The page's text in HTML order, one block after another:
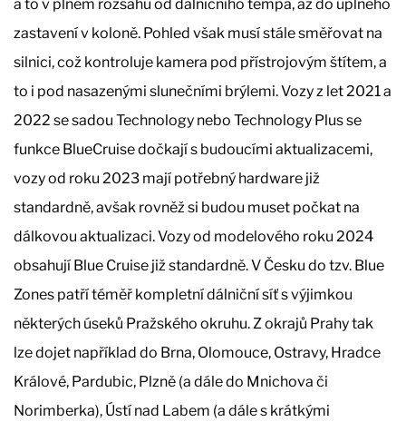
a to v plném rozsahu od dálničního tempa, až do úplného
zastavení v koloně. Pohled však musí stále směřovat na
silnici, což kontroluje kamera pod přístrojovým štítem, a
to i pod nasazenými slunečními brýlemi. Vozy z let 2021 a
2022 se sadou Technology nebo Technology Plus se
funkce BlueCruise dočkají s budoucími aktualizacemi,
vozy od roku 2023 mají potřebný hardware již
standardně, avšak rovněž si budou muset počkat na
dálkovou aktualizaci. Vozy od modelového roku 2024
obsahují Blue Cruise již standardně. V Česku do tzv. Blue
Zones patří téměř kompletní dálniční síť s výjimkou
některých úseků Pražského okruhu. Z okrajů Prahy tak
lze dojet například do Brna, Olomouce, Ostravy, Hradce
Králové, Pardubic, Plzně (a dále do Mnichova či
Norimberka), Ústí nad Labem (a dále s krátkými